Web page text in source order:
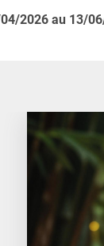
2026au 13/
Retrouver